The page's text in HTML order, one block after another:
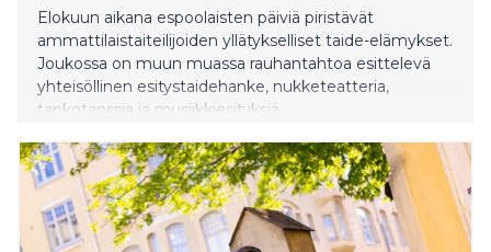
Elokuun aikana espoolaisten päiviä piristävät
ammattilaistaiteilijoiden yllätykselliset taide-elämykset.
Joukossa on muun muassa rauhantahtoa esittelevä
yhteisöllinen esitystaidehanke, nukketeatteria,
tankotanssia ja musiikkiesityksiä.